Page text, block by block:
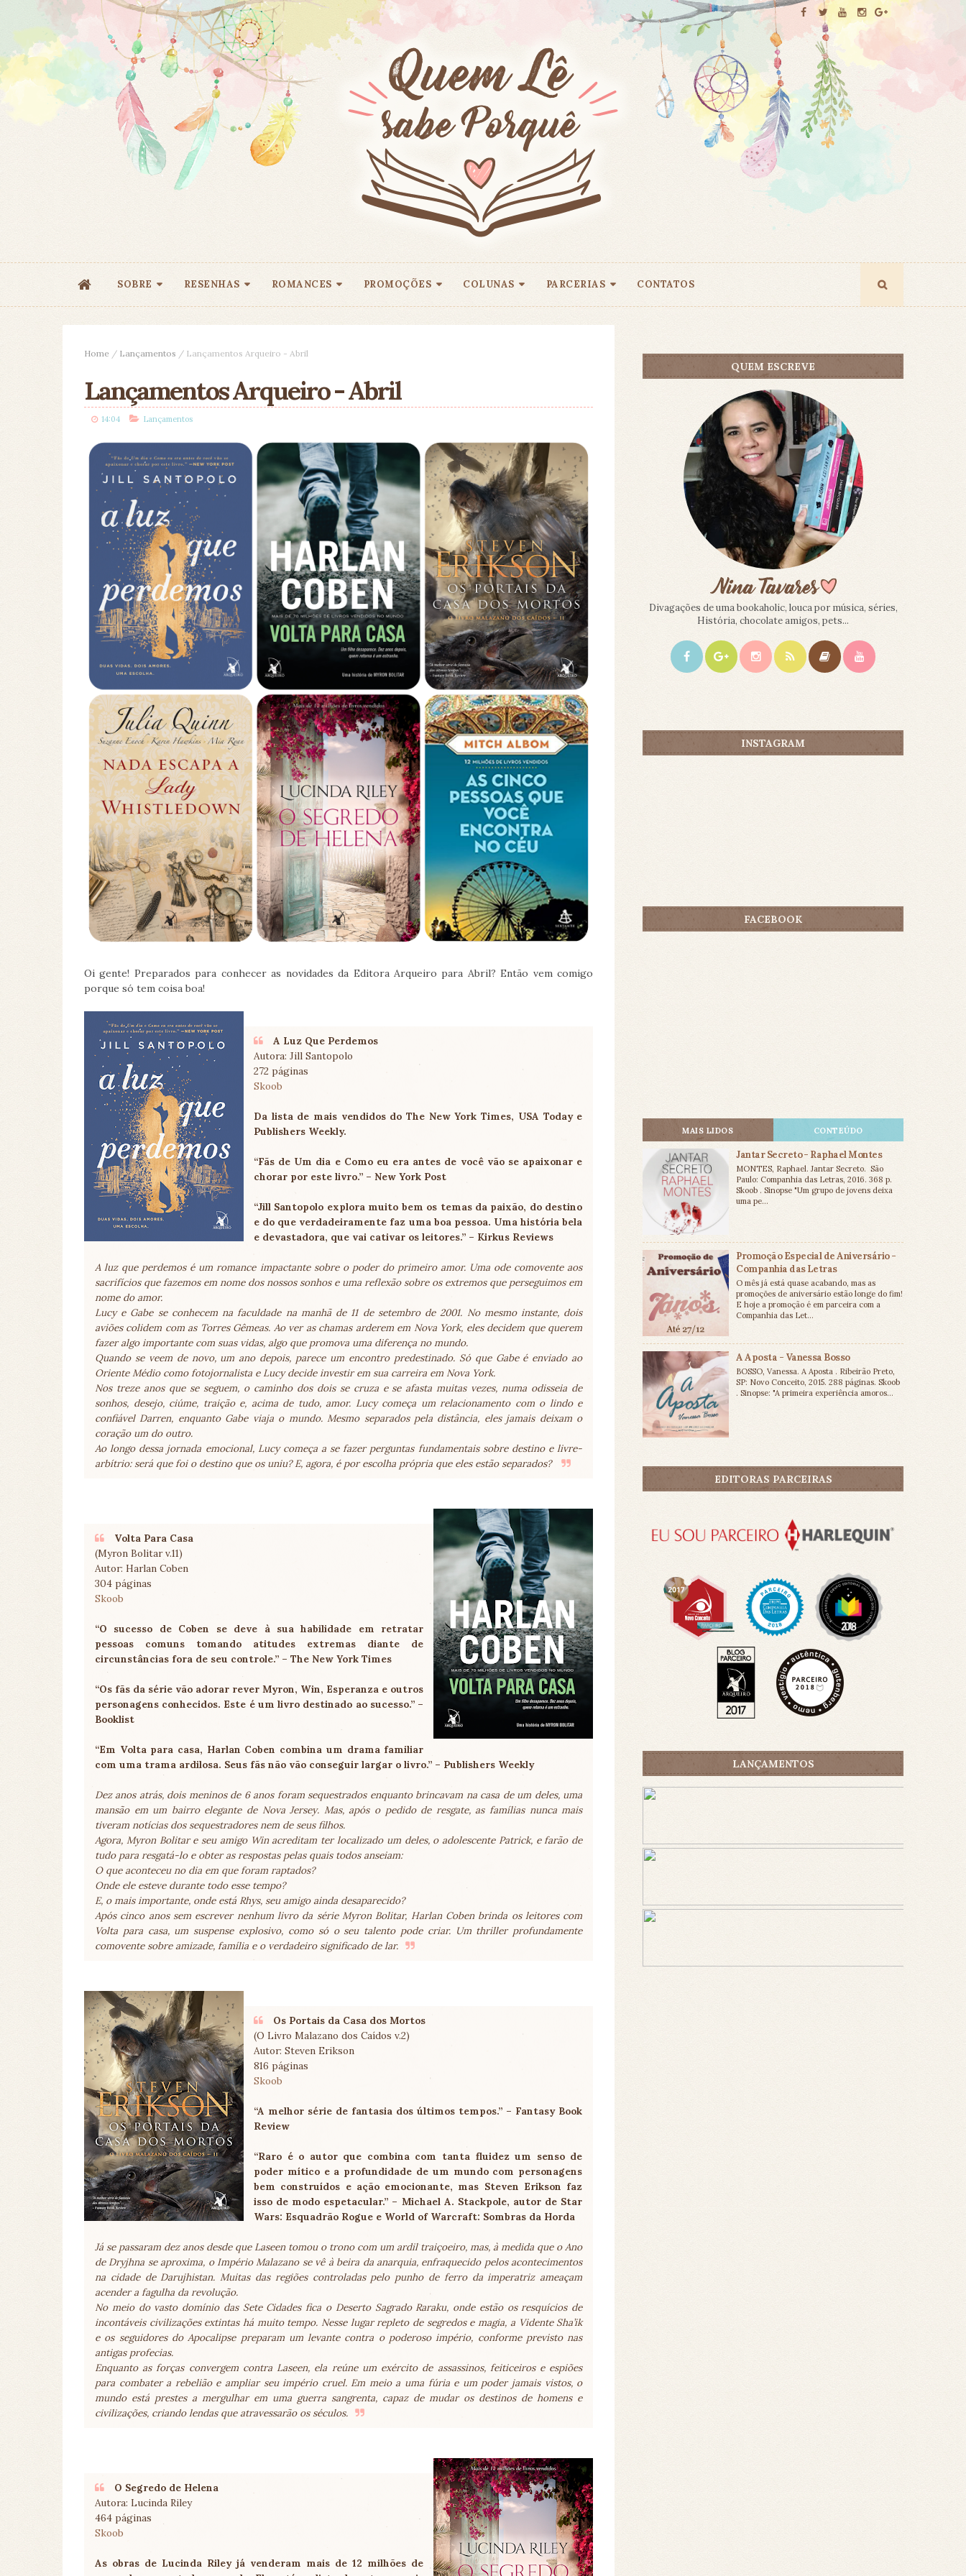
SOBRE RESENHAS ROMANCES PROMOÇÕES COLUNAS PARCERIAS CONTATOS
Home / Lançamentos / Lançamentos Arqueiro - Abril
Lançamentos Arqueiro - Abril
14:04 Lançamentos
Oi gente! Preparados para conhecer as novidades da Editora Arqueiro para Abril? Então vem comigo
porque só tem coisa boa!
A Luz Que Perdemos
Autora: Jill Santopolo
272 páginas
Skoob
Da lista de mais vendidos do The New York Times, USA Today e
Publishers Weekly.
“Fãs de Um dia e Como eu era antes de você vão se apaixonar e
chorar por este livro.” – New York Post
“Jill Santopolo explora muito bem os temas da paixão, do destino
e do que verdadeiramente faz uma boa pessoa. Uma história bela
e devastadora, que vai cativar os leitores.” – Kirkus Reviews
A luz que perdemos é um romance impactante sobre o poder do primeiro amor. Uma ode comovente aos
sacrifícios que fazemos em nome dos nossos sonhos e uma reflexão sobre os extremos que perseguimos em
nome do amor.
Lucy e Gabe se conhecem na faculdade na manhã de 11 de setembro de 2001. No mesmo instante, dois
aviões colidem com as Torres Gêmeas. Ao ver as chamas arderem em Nova York, eles decidem que querem
fazer algo importante com suas vidas, algo que promova uma diferença no mundo.
Quando se veem de novo, um ano depois, parece um encontro predestinado. Só que Gabe é enviado ao
Oriente Médio como fotojornalista e Lucy decide investir em sua carreira em Nova York.
Nos treze anos que se seguem, o caminho dos dois se cruza e se afasta muitas vezes, numa odisseia de
sonhos, desejo, ciúme, traição e, acima de tudo, amor. Lucy começa um relacionamento com o lindo e
confiável Darren, enquanto Gabe viaja o mundo. Mesmo separados pela distância, eles jamais deixam o
coração um do outro.
Ao longo dessa jornada emocional, Lucy começa a se fazer perguntas fundamentais sobre destino e livre-
arbítrio: será que foi o destino que os uniu? E, agora, é por escolha própria que eles estão separados?
Volta Para Casa
(Myron Bolitar v.11)
Autor: Harlan Coben
304 páginas
Skoob
“O sucesso de Coben se deve à sua habilidade em retratar
pessoas comuns tomando atitudes extremas diante de
circunstâncias fora de seu controle.” – The New York Times
“Os fãs da série vão adorar rever Myron, Win, Esperanza e outros
personagens conhecidos. Este é um livro destinado ao sucesso.” –
Booklist
“Em Volta para casa, Harlan Coben combina um drama familiar
com uma trama ardilosa. Seus fãs não vão conseguir largar o livro.” – Publishers Weekly
Dez anos atrás, dois meninos de 6 anos foram sequestrados enquanto brincavam na casa de um deles, uma
mansão em um bairro elegante de Nova Jersey. Mas, após o pedido de resgate, as famílias nunca mais
tiveram notícias dos sequestradores nem de seus filhos.
Agora, Myron Bolitar e seu amigo Win acreditam ter localizado um deles, o adolescente Patrick, e farão de
tudo para resgatá-lo e obter as respostas pelas quais todos anseiam:
O que aconteceu no dia em que foram raptados?
Onde ele esteve durante todo esse tempo?
E, o mais importante, onde está Rhys, seu amigo ainda desaparecido?
Após cinco anos sem escrever nenhum livro da série Myron Bolitar, Harlan Coben brinda os leitores com
Volta para casa, um suspense explosivo, como só o seu talento pode criar. Um thriller profundamente
comovente sobre amizade, família e o verdadeiro significado de lar.
Os Portais da Casa dos Mortos
(O Livro Malazano dos Caídos v.2)
Autor: Steven Erikson
816 páginas
Skoob
“A melhor série de fantasia dos últimos tempos.” – Fantasy Book
Review
“Raro é o autor que combina com tanta fluidez um senso de
poder mítico e a profundidade de um mundo com personagens
bem construídos e ação emocionante, mas Steven Erikson faz
isso de modo espetacular.” – Michael A. Stackpole, autor de Star
Wars: Esquadrão Rogue e World of Warcraft: Sombras da Horda
Já se passaram dez anos desde que Laseen tomou o trono com um ardil traiçoeiro, mas, à medida que o Ano
de Dryjhna se aproxima, o Império Malazano se vê à beira da anarquia, enfraquecido pelos acontecimentos
na cidade de Darujhistan. Muitas das regiões controladas pelo punho de ferro da imperatriz ameaçam
acender a fagulha da revolução.
No meio do vasto domínio das Sete Cidades fica o Deserto Sagrado Raraku, onde estão os resquícios de
incontáveis civilizações extintas há muito tempo. Nesse lugar repleto de segredos e magia, a Vidente Sha’ik
e os seguidores do Apocalipse preparam um levante contra o poderoso império, conforme previsto nas
antigas profecias.
Enquanto as forças convergem contra Laseen, ela reúne um exército de assassinos, feiticeiros e espiões
para combater a rebelião e ampliar seu império cruel. Em meio a uma fúria e um poder jamais vistos, o
mundo está prestes a mergulhar em uma guerra sangrenta, capaz de mudar os destinos de homens e
civilizações, criando lendas que atravessarão os séculos.
O Segredo de Helena
Autora: Lucinda Riley
464 páginas
Skoob
As obras de Lucinda Riley já venderam mais de 12 milhões de
QUEM ESCREVE
Divagações de uma bookaholic, louca por música, séries,
História, chocolate amigos, pets...
INSTAGRAM
FACEBOOK
MAIS LIDOS CONTEÚDO
Jantar Secreto - Raphael Montes
MONTES, Raphael. Jantar Secreto. São
Paulo: Companhia das Letras, 2016. 368 p.
Skoob . Sinopse "Um grupo de jovens deixa
uma pe...
Promoção Especial de Aniversário -
Companhia das Letras
O mês já está quase acabando, mas as
promoções de aniversário estão longe do fim!
E hoje a promoção é em parceira com a
Companhia das Let...
A Aposta - Vanessa Bosso
BOSSO, Vanessa. A Aposta . Ribeirão Preto,
SP: Novo Conceito, 2015. 288 páginas. Skoob
. Sinopse: "A primeira experiência amoros...
EDITORAS PARCEIRAS
LANÇAMENTOS